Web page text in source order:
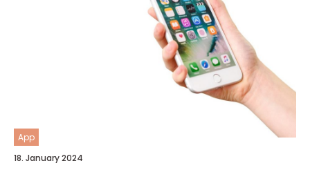
App
18. January 2024